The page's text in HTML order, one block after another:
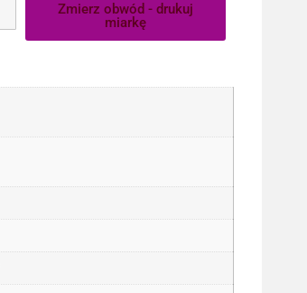
Zmierz obwód - drukuj
miarkę